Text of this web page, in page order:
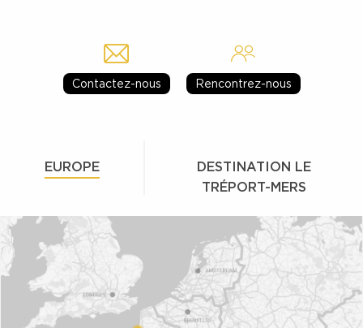
Contactez-nous Rencontrez-nous
EUROPE
DESTINATION LE
TRÉPORT-MERS